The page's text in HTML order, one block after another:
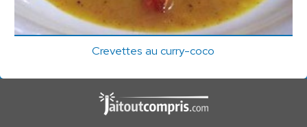
Crevettes au curry-coco